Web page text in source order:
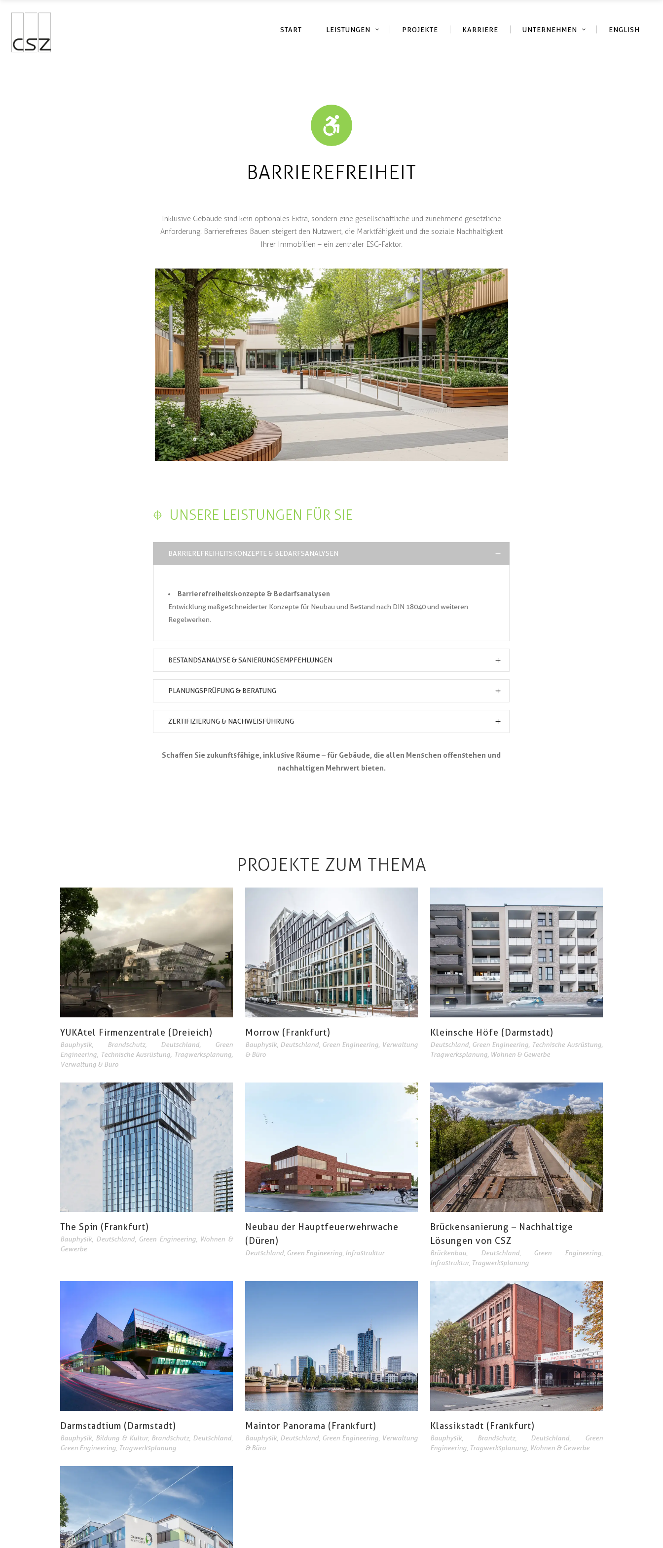
START LEISTUNGEN PROJEKTE KARRIERE UNTERNEHMEN ENGLISH
BARRIEREFREIHEIT
Inklusive Gebäude sind kein optionales Extra, sondern eine gesellschaftliche und zunehmend gesetzliche
Anforderung. Barrierefreies Bauen steigert den Nutzwert, die Marktfähigkeit und die soziale Nachhaltigkeit
Ihrer Immobilien – ein zentraler ESG-Faktor.
UNSERE LEISTUNGEN FÜR SIE
BARRIEREFREIHEITSKONZEPTE & BEDARFSANALYSEN
Barrierefreiheitskonzepte & Bedarfsanalysen
Entwicklung maßgeschneiderter Konzepte für Neubau und Bestand nach DIN 18040 und weiteren
Regelwerken.
BESTANDSANALYSE & SANIERUNGSEMPFEHLUNGEN
PLANUNGSPRÜFUNG & BERATUNG
ZERTIFIZIERUNG & NACHWEISFÜHRUNG
Schaffen Sie zukunftsfähige, inklusive Räume – für Gebäude, die allen Menschen offenstehen und
nachhaltigen Mehrwert bieten.
PROJEKTE ZUM THEMA
YUKAtel Firmenzentrale (Dreieich)
Bauphysik Brandschutz, Deutschland,
Green
Engineering Technische Ausrüstung Tragwerksplanung,
Verwaltung & Büro
Morrow (Frankfurt)
Bauphysik Deutschland Green Engineering Verwaltung
& Büro
Kleinsche Höfe (Darmstadt)
Deutschland Green Engineering Technische Ausrüstung
Tragwerksplanung Wohnen & Gewerbe
The Spin (Frankfurt)
Bauphysik Deutschland, Green Engineering, Wohnen &
Gewerbe
Neubau der Hauptfeuerwehrwache
(Düren)
Deutschland Green Engineering Infrastruktur
Brückensanierung – Nachhaltige
Lösungen von CSZ
Brückenbau Deutschland, Green Engineering
Infrastruktur, Tragwerksplanung
Darmstadtium (Darmstadt)
Bauphysik Bildung & Kultur, Brandschutz, Deutschland,
Green Engineering Tragwerksplanung
Maintor Panorama (Frankfurt)
Bauphysik Deutschland Green Engineering Verwaltung
& Büro
Klassikstadt (Frankfurt)
Bauphysik Brandschutz, Deutschland
Green
Engineering Tragwerksplanung Wohnen & Gewerbe